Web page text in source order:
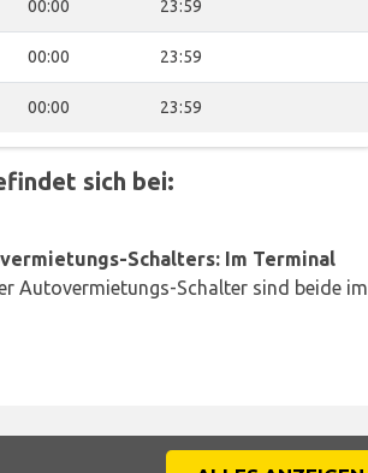
00:00 23:59
00:00 23:59
00:00 23:59
sich bei:
Schalters: Im Terminal
Autovermietungs-Schalter sind beide im